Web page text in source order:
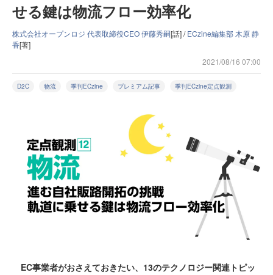
せる鍵は物流フロー効率化
株式会社オープンロジ 代表取締役CEO 伊藤秀嗣[話] /ECzine編集部 木原 静
香[著]
2021/08/16 07:00
D2C 物流 季刊ECzine プレミアム記事 季刊ECzine定点観測
EC事業者がおさえておきたい、13のテクノロジー関連トピッ